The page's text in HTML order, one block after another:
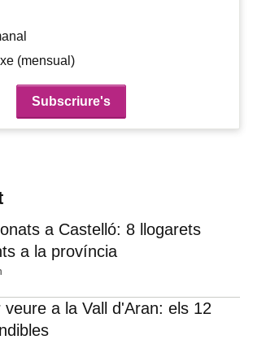
(mensual)
a Castelló: 8 llogarets
a la província
a la Vall d'Aran: els 12